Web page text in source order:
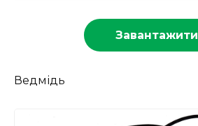
Завантажити
Ведмідь